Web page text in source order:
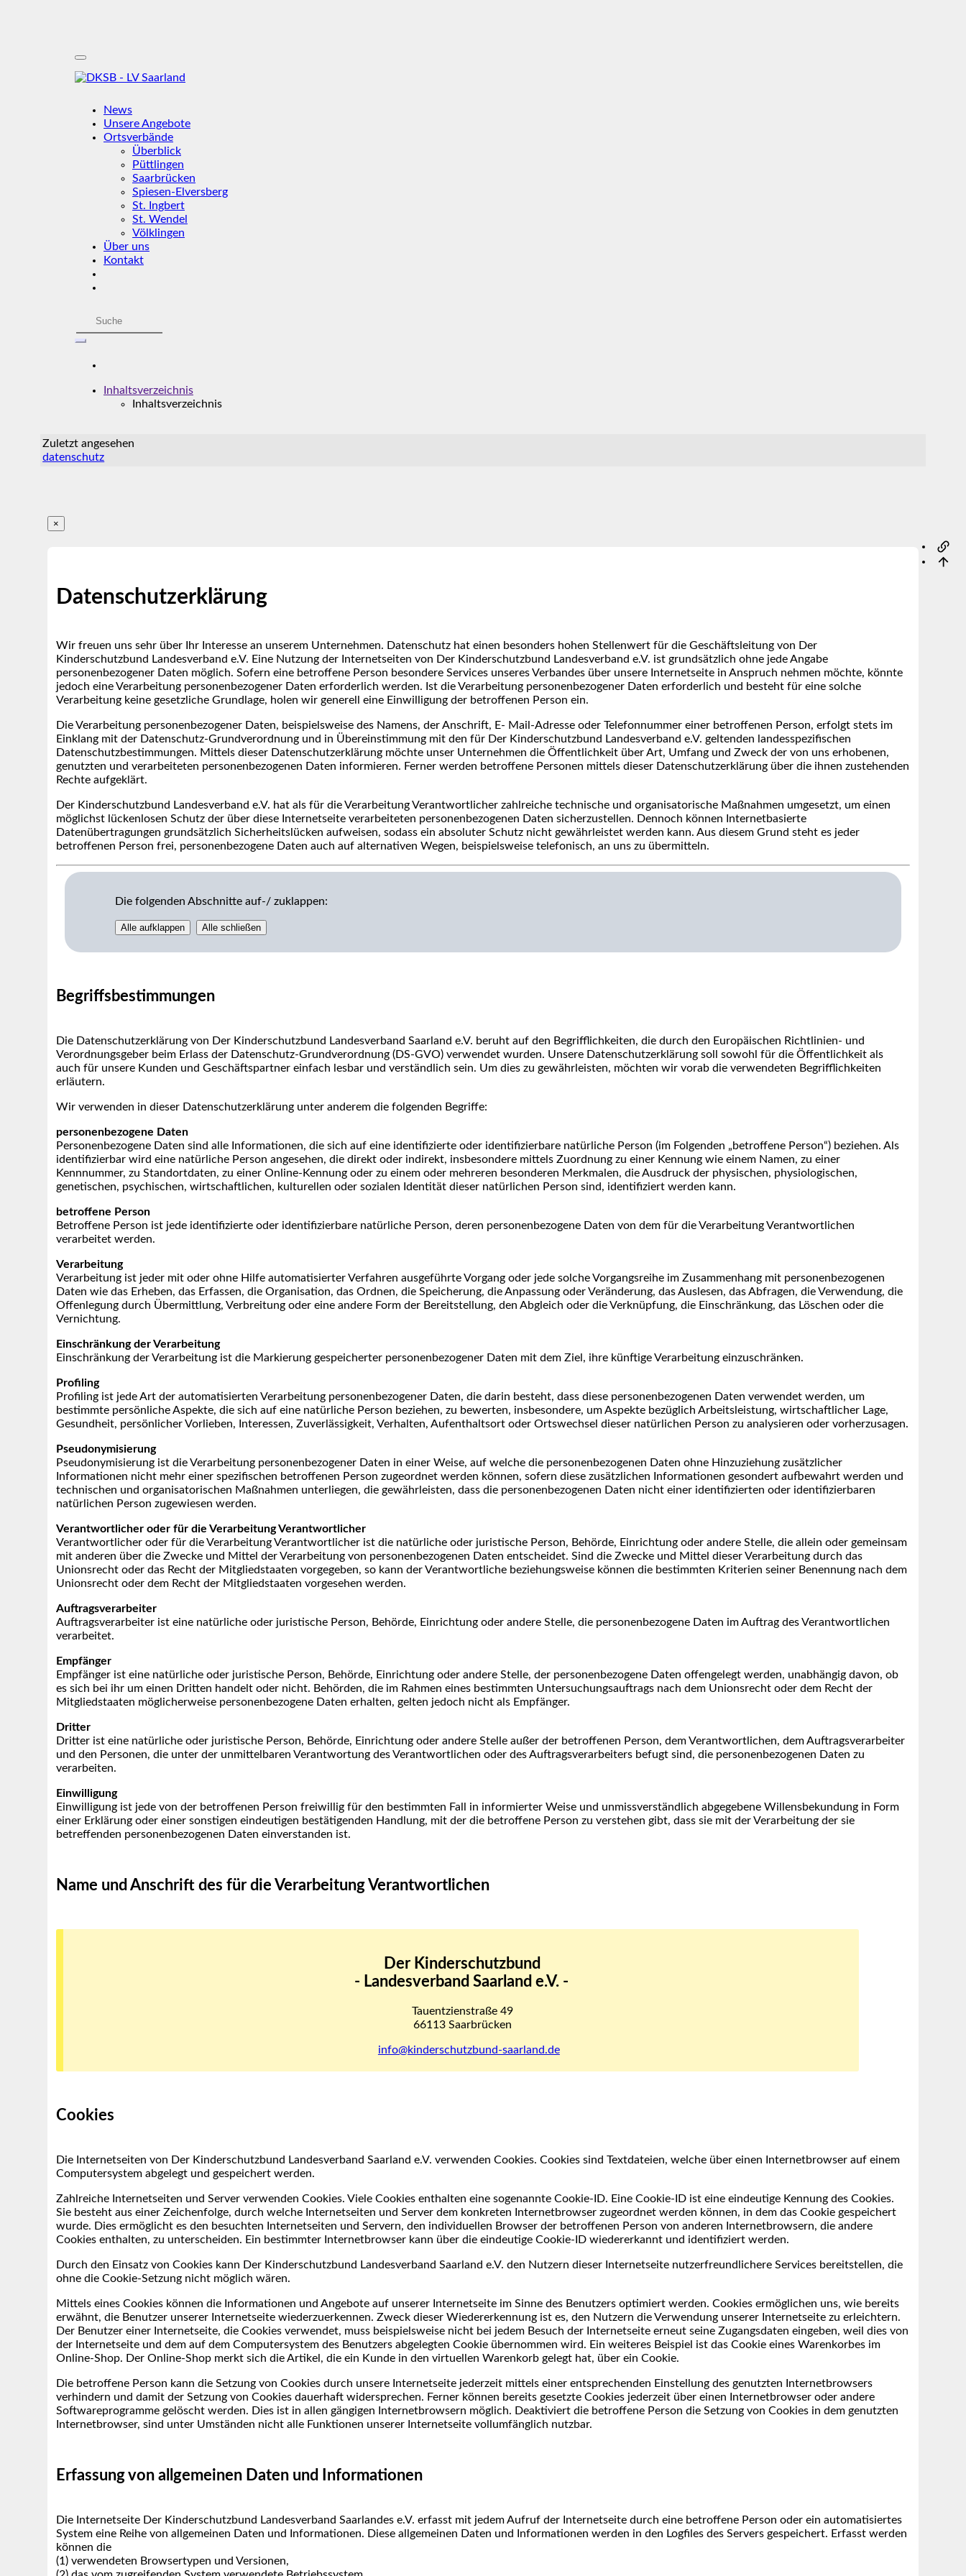
News
Unsere Angebote
Ortsverbände
Überblick
Püttlingen
Saarbrücken
Spiesen-Elversberg
St. Ingbert
St. Wendel
Völklingen
Über uns
Kontakt
Inhaltsverzeichnis
Inhaltsverzeichnis
Zuletzt angesehen
datenschutz
×
Datenschutzerklärung
Wir freuen uns sehr über Ihr Interesse an unserem Unternehmen. Datenschutz hat einen besonders hohen Stellenwert für die Geschäftsleitung von Der
Kinderschutzbund Landesverband e.V. Eine Nutzung der Internetseiten von Der Kinderschutzbund Landesverband e.V. ist grundsätzlich ohne jede Angabe
personenbezogener Daten möglich. Sofern eine betroffene Person besondere Services unseres Verbandes über unsere Internetseite in Anspruch nehmen möchte, könnte
jedoch eine Verarbeitung personenbezogener Daten erforderlich werden. Ist die Verarbeitung personenbezogener Daten erforderlich und besteht für eine solche
Verarbeitung keine gesetzliche Grundlage, holen wir generell eine Einwilligung der betroffenen Person ein.
Die Verarbeitung personenbezogener Daten, beispielsweise des Namens, der Anschrift, E- Mail-Adresse oder Telefonnummer einer betroffenen Person, erfolgt stets im
Einklang mit der Datenschutz-Grundverordnung und in Übereinstimmung mit den für Der Kinderschutzbund Landesverband e.V. geltenden landesspezifischen
Datenschutzbestimmungen. Mittels dieser Datenschutzerklärung möchte unser Unternehmen die Öffentlichkeit über Art, Umfang und Zweck der von uns erhobenen,
genutzten und verarbeiteten personenbezogenen Daten informieren. Ferner werden betroffene Personen mittels dieser Datenschutzerklärung über die ihnen zustehenden
Rechte aufgeklärt.
Der Kinderschutzbund Landesverband e.V. hat als für die Verarbeitung Verantwortlicher zahlreiche technische und organisatorische Maßnahmen umgesetzt, um einen
möglichst lückenlosen Schutz der über diese Internetseite verarbeiteten personenbezogenen Daten sicherzustellen. Dennoch können Internetbasierte
Datenübertragungen grundsätzlich Sicherheitslücken aufweisen, sodass ein absoluter Schutz nicht gewährleistet werden kann. Aus diesem Grund steht es jeder
betroffenen Person frei, personenbezogene Daten auch auf alternativen Wegen, beispielsweise telefonisch, an uns zu übermitteln.
Die folgenden Abschnitte auf-/ zuklappen:
Alle aufklappen Alle schließen
Begriffsbestimmungen
Die Datenschutzerklärung von Der Kinderschutzbund Landesverband Saarland e.V. beruht auf den Begrifflichkeiten, die durch den Europäischen Richtlinien- und
Verordnungsgeber beim Erlass der Datenschutz-Grundverordnung (DS-GVO) verwendet wurden. Unsere Datenschutzerklärung soll sowohl für die Öffentlichkeit als
auch für unsere Kunden und Geschäftspartner einfach lesbar und verständlich sein. Um dies zu gewährleisten, möchten wir vorab die verwendeten Begrifflichkeiten
erläutern.
Wir verwenden in dieser Datenschutzerklärung unter anderem die folgenden Begriffe:
personenbezogene Daten
Personenbezogene Daten sind alle Informationen, die sich auf eine identifizierte oder identifizierbare natürliche Person (im Folgenden „betroffene Person“) beziehen. Als
identifizierbar wird eine natürliche Person angesehen, die direkt oder indirekt, insbesondere mittels Zuordnung zu einer Kennung wie einem Namen, zu einer
Kennnummer, zu Standortdaten, zu einer Online-Kennung oder zu einem oder mehreren besonderen Merkmalen, die Ausdruck der physischen, physiologischen,
genetischen, psychischen, wirtschaftlichen, kulturellen oder sozialen Identität dieser natürlichen Person sind, identifiziert werden kann.
betroffene Person
Betroffene Person ist jede identifizierte oder identifizierbare natürliche Person, deren personenbezogene Daten von dem für die Verarbeitung Verantwortlichen
verarbeitet werden.
Verarbeitung
Verarbeitung ist jeder mit oder ohne Hilfe automatisierter Verfahren ausgeführte Vorgang oder jede solche Vorgangsreihe im Zusammenhang mit personenbezogenen
Daten wie das Erheben, das Erfassen, die Organisation, das Ordnen, die Speicherung, die Anpassung oder Veränderung, das Auslesen, das Abfragen, die Verwendung, die
Offenlegung durch Übermittlung, Verbreitung oder eine andere Form der Bereitstellung, den Abgleich oder die Verknüpfung, die Einschränkung, das Löschen oder die
Vernichtung.
Einschränkung der Verarbeitung
Einschränkung der Verarbeitung ist die Markierung gespeicherter personenbezogener Daten mit dem Ziel, ihre künftige Verarbeitung einzuschränken.
Profiling
Profiling ist jede Art der automatisierten Verarbeitung personenbezogener Daten, die darin besteht, dass diese personenbezogenen Daten verwendet werden, um
bestimmte persönliche Aspekte, die sich auf eine natürliche Person beziehen, zu bewerten, insbesondere, um Aspekte bezüglich Arbeitsleistung, wirtschaftlicher Lage,
Gesundheit, persönlicher Vorlieben, Interessen, Zuverlässigkeit, Verhalten, Aufenthaltsort oder Ortswechsel dieser natürlichen Person zu analysieren oder vorherzusagen.
Pseudonymisierung
Pseudonymisierung ist die Verarbeitung personenbezogener Daten in einer Weise, auf welche die personenbezogenen Daten ohne Hinzuziehung zusätzlicher
Informationen nicht mehr einer spezifischen betroffenen Person zugeordnet werden können, sofern diese zusätzlichen Informationen gesondert aufbewahrt werden und
technischen und organisatorischen Maßnahmen unterliegen, die gewährleisten, dass die personenbezogenen Daten nicht einer identifizierten oder identifizierbaren
natürlichen Person zugewiesen werden.
Verantwortlicher oder für die Verarbeitung Verantwortlicher
Verantwortlicher oder für die Verarbeitung Verantwortlicher ist die natürliche oder juristische Person, Behörde, Einrichtung oder andere Stelle, die allein oder gemeinsam
mit anderen über die Zwecke und Mittel der Verarbeitung von personenbezogenen Daten entscheidet. Sind die Zwecke und Mittel dieser Verarbeitung durch das
Unionsrecht oder das Recht der Mitgliedstaaten vorgegeben, so kann der Verantwortliche beziehungsweise können die bestimmten Kriterien seiner Benennung nach dem
Unionsrecht oder dem Recht der Mitgliedstaaten vorgesehen werden.
Auftragsverarbeiter
Auftragsverarbeiter ist eine natürliche oder juristische Person, Behörde, Einrichtung oder andere Stelle, die personenbezogene Daten im Auftrag des Verantwortlichen
verarbeitet.
Empfänger
Empfänger ist eine natürliche oder juristische Person, Behörde, Einrichtung oder andere Stelle, der personenbezogene Daten offengelegt werden, unabhängig davon, ob
es sich bei ihr um einen Dritten handelt oder nicht. Behörden, die im Rahmen eines bestimmten Untersuchungsauftrags nach dem Unionsrecht oder dem Recht der
Mitgliedstaaten möglicherweise personenbezogene Daten erhalten, gelten jedoch nicht als Empfänger.
Dritter
Dritter ist eine natürliche oder juristische Person, Behörde, Einrichtung oder andere Stelle außer der betroffenen Person, dem Verantwortlichen, dem Auftragsverarbeiter
und den Personen, die unter der unmittelbaren Verantwortung des Verantwortlichen oder des Auftragsverarbeiters befugt sind, die personenbezogenen Daten zu
verarbeiten.
Einwilligung
Einwilligung ist jede von der betroffenen Person freiwillig für den bestimmten Fall in informierter Weise und unmissverständlich abgegebene Willensbekundung in Form
einer Erklärung oder einer sonstigen eindeutigen bestätigenden Handlung, mit der die betroffene Person zu verstehen gibt, dass sie mit der Verarbeitung der sie
betreffenden personenbezogenen Daten einverstanden ist.
Name und Anschrift des für die Verarbeitung Verantwortlichen
Der Kinderschutzbund
- Landesverband Saarland e.V. -
Tauentzienstraße 49
66113 Saarbrücken
info@kinderschutzbund-saarland.de
Cookies
Die Internetseiten von Der Kinderschutzbund Landesverband Saarland e.V. verwenden Cookies. Cookies sind Textdateien, welche über einen Internetbrowser auf einem
Computersystem abgelegt und gespeichert werden.
Zahlreiche Internetseiten und Server verwenden Cookies. Viele Cookies enthalten eine sogenannte Cookie-ID. Eine Cookie-ID ist eine eindeutige Kennung des Cookies.
Sie besteht aus einer Zeichenfolge, durch welche Internetseiten und Server dem konkreten Internetbrowser zugeordnet werden können, in dem das Cookie gespeichert
wurde. Dies ermöglicht es den besuchten Internetseiten und Servern, den individuellen Browser der betroffenen Person von anderen Internetbrowsern, die andere
Cookies enthalten, zu unterscheiden. Ein bestimmter Internetbrowser kann über die eindeutige Cookie-ID wiedererkannt und identifiziert werden.
Durch den Einsatz von Cookies kann Der Kinderschutzbund Landesverband Saarland e.V. den Nutzern dieser Internetseite nutzerfreundlichere Services bereitstellen, die
ohne die Cookie-Setzung nicht möglich wären.
Mittels eines Cookies können die Informationen und Angebote auf unserer Internetseite im Sinne des Benutzers optimiert werden. Cookies ermöglichen uns, wie bereits
erwähnt, die Benutzer unserer Internetseite wiederzuerkennen. Zweck dieser Wiedererkennung ist es, den Nutzern die Verwendung unserer Internetseite zu erleichtern.
Der Benutzer einer Internetseite, die Cookies verwendet, muss beispielsweise nicht bei jedem Besuch der Internetseite erneut seine Zugangsdaten eingeben, weil dies von
der Internetseite und dem auf dem Computersystem des Benutzers abgelegten Cookie übernommen wird. Ein weiteres Beispiel ist das Cookie eines Warenkorbes im
Online-Shop. Der Online-Shop merkt sich die Artikel, die ein Kunde in den virtuellen Warenkorb gelegt hat, über ein Cookie.
Die betroffene Person kann die Setzung von Cookies durch unsere Internetseite jederzeit mittels einer entsprechenden Einstellung des genutzten Internetbrowsers
verhindern und damit der Setzung von Cookies dauerhaft widersprechen. Ferner können bereits gesetzte Cookies jederzeit über einen Internetbrowser oder andere
Softwareprogramme gelöscht werden. Dies ist in allen gängigen Internetbrowsern möglich. Deaktiviert die betroffene Person die Setzung von Cookies in dem genutzten
Internetbrowser, sind unter Umständen nicht alle Funktionen unserer Internetseite vollumfänglich nutzbar.
Erfassung von allgemeinen Daten und Informationen
Die Internetseite Der Kinderschutzbund Landesverband Saarlandes e.V. erfasst mit jedem Aufruf der Internetseite durch eine betroffene Person oder ein automatisiertes
System eine Reihe von allgemeinen Daten und Informationen. Diese allgemeinen Daten und Informationen werden in den Logfiles des Servers gespeichert. Erfasst werden
können die
(1) verwendeten Browsertypen und Versionen,